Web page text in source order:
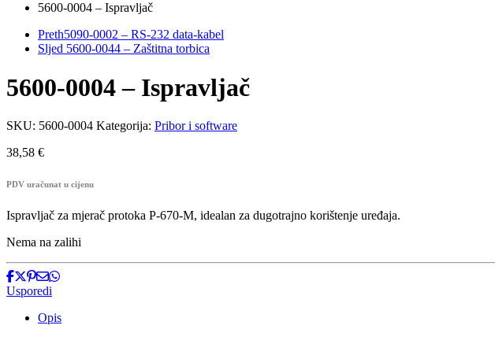
5600-0004 – Ispravljač
Preth5090-0002 – RS-232 data-kabel
Sljed 5600-0044 – Zaštitna torbica
5600-0004 – Ispravljač
SKU: 5600-0004 Kategorija: Pribor i software
38,58 €
PDV uračunat u cijenu
Ispravljač za mjerač protoka P-670-M, idealan za dugotrajno korištenje uređaja.
Nema na zalihi
Usporedi
Opis